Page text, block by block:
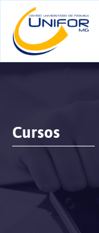
Cursos